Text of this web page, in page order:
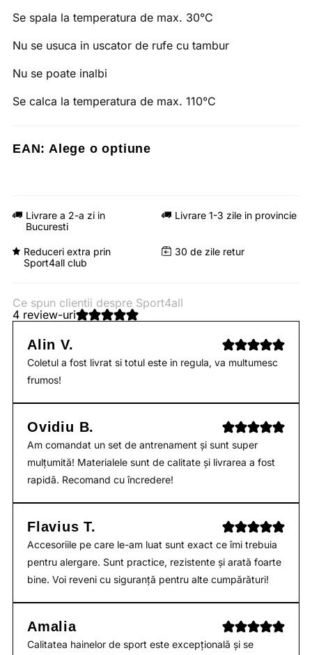
Se spala la temperatura de max. 30°C
Nu se usuca in uscator de rufe cu tambur
Nu se poate inalbi
Se calca la temperatura de max. 110°C
EAN: Alege o optiune
Livrare a 2-a zi in
Bucuresti
Livrare 1-3 zile in provincie
Reduceri extra prin
Sport4all club
30 de zile retur
Ce spun clientii despre Sport4all
4 review-uri
Alin V.
Coletul a fost livrat si totul este in regula, va multumesc
frumos!
Ovidiu B.
Am comandat un set de antrenament și sunt super
mulțumită! Materialele sunt de calitate și livrarea a fost
rapidă. Recomand cu încredere!
Flavius T.
Accesoriile pe care le-am luat sunt exact ce îmi trebuia
pentru alergare. Sunt practice, rezistente și arată foarte
bine. Voi reveni cu siguranță pentru alte cumpărături!
Amalia
Calitatea hainelor de sport este excepțională și se